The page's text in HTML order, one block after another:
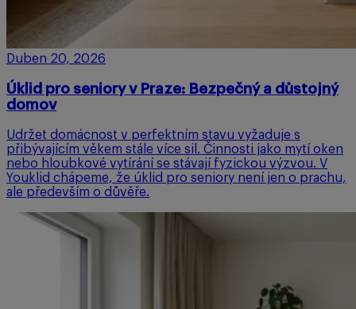
Duben 20, 2026
Úklid pro seniory v Praze: Bezpečný a důstojný
domov
Udržet domácnost v perfektním stavu vyžaduje s
přibývajícím věkem stále více sil. Činnosti jako mytí oken
nebo hloubkové vytírání se stávají fyzickou výzvou. V
Youklid chápeme, že úklid pro seniory není jen o prachu,
ale především o důvěře.